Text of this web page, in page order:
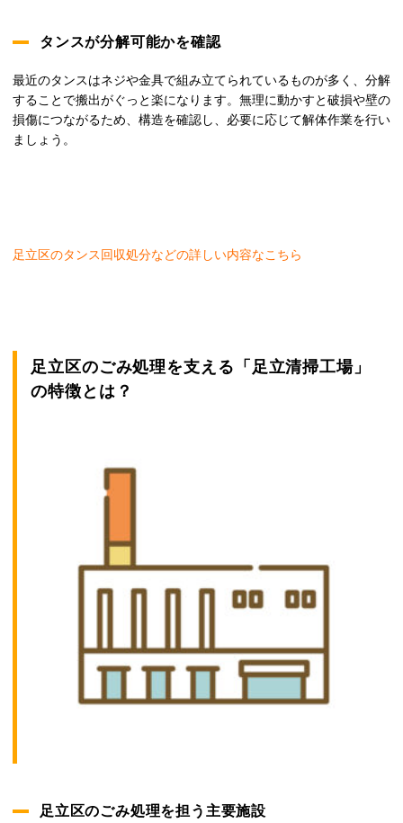
タンスが分解可能かを確認
最近のタンスはネジや金具で組み立てられているものが多く、分解
することで搬出がぐっと楽になります。無理に動かすと破損や壁の
損傷につながるため、構造を確認し、必要に応じて解体作業を行い
ましょう。
足立区のタンス回収処分などの詳しい内容なこちら
足立区のごみ処理を支える「足立清掃工場」
の特徴とは？
足立区のごみ処理を担う主要施設